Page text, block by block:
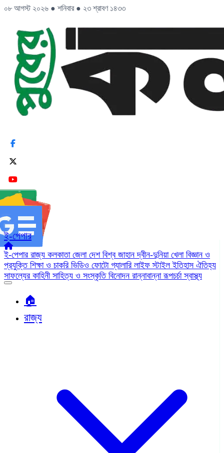
০৮ আগস্ট ২০২৬ ● শনিবার ● ২৩ শ্রাবণ ১৪৩৩
ই-পেপার
ই-পেপার রাজ্য কলকাতা জেলা দেশ বিশ্ব জাহানদ্বীন-দুনিয়া খেলা বিজ্ঞান ও
প্রযুক্তি শিক্ষা ও চাকরি ভিডিও ফোটো গ্যালারি লাইফ স্টাইলইতিহাস ঐতিহ্য
সাফল্যের কাহিনী সাহিত্য ও সংস্কৃতি বিনোদন রান্নাবান্নারূপচর্চাস্বাস্থ্য
🏠︎
রাজ্য